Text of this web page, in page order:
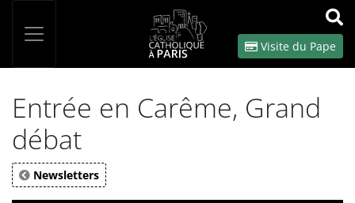
OK
Visite du Pape
Entrée en Carême, Grand
débat
Newsletters
Panneau de gestion des cookies